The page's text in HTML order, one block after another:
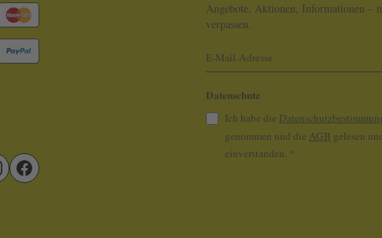
Angebote, Aktionen, Informationen –
verpassen.
Datenschutz
Ich habe die
genommen und die AGB gelesen
einverstanden. *